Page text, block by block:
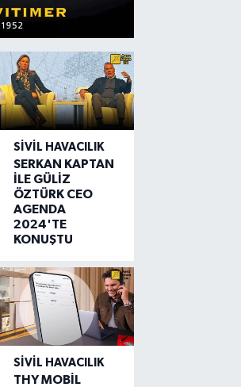
SIVIL HAVACILIK
SERKAN KAPTAN
İLE GÜLİZ
ÖZTÜRK CEO
AGENDA
2024'TE
KONUŞTU
SIVIL HAVACILIK
THY MOBİL